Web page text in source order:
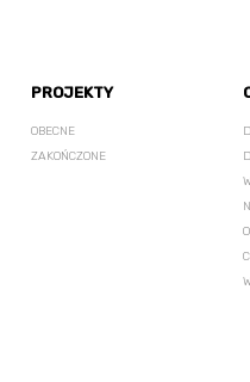
PROJEKTY
OBECNE
ZAKOŃCZONE